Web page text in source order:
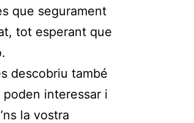
que segurament
tot esperant que
descobriu també
poden interessar i
la vostra